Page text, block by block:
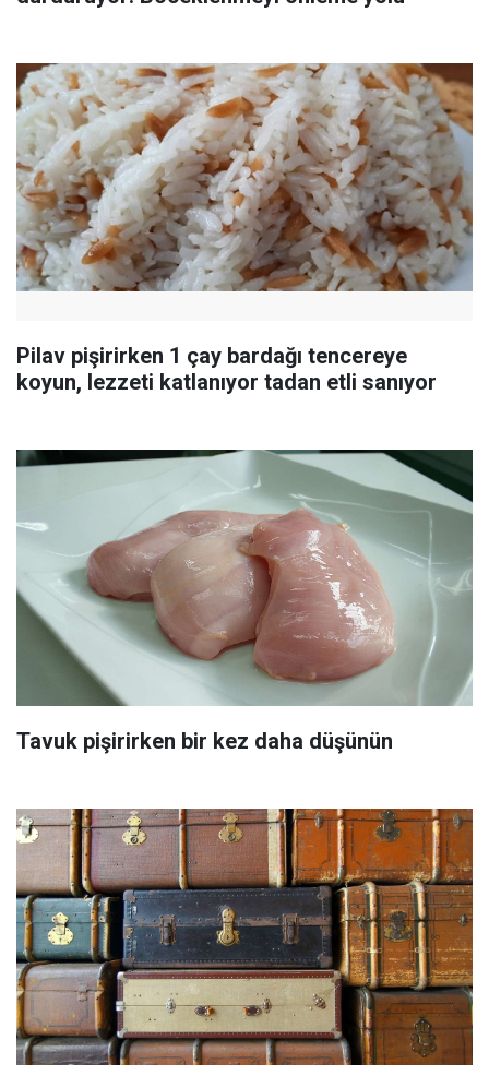
Pilav pişirirken 1 çay bardağı tencereye
koyun, lezzeti katlanıyor tadan etli sanıyor
Tavuk pişirirken bir kez daha düşünün